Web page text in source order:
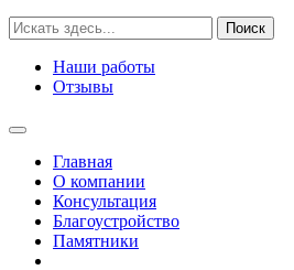
Наши работы
Отзывы
Главная
О компании
Консультация
Благоустройство
Памятники